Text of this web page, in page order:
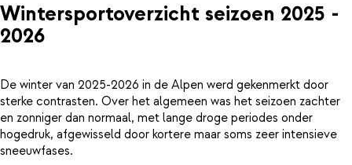
Wintersportoverzicht seizoen 2025 -
2026
De winter van 2025-2026 in de Alpen werd gekenmerkt door
sterke contrasten. Over het algemeen was het seizoen zachter
en zonniger dan normaal, met lange droge periodes onder
hogedruk, afgewisseld door kortere maar soms zeer intensieve
sneeuwfases.